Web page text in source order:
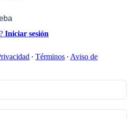
Iniciar sesión
∙ Términos ∙ Aviso de